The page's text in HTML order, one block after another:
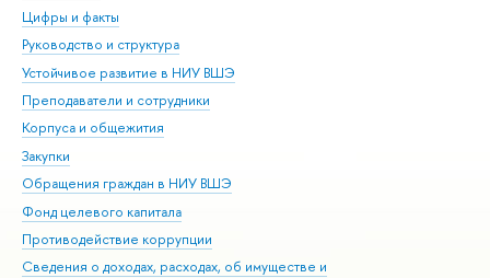
Цифры и факты
Руководство и структура
Устойчивое развитие в НИУ ВШЭ
Преподаватели и сотрудники
Корпуса и общежития
Закупки
Обращения граждан в НИУ ВШЭ
Фонд целевого капитала
Противодействие коррупции
Сведения о доходах, расходах, об имуществе и